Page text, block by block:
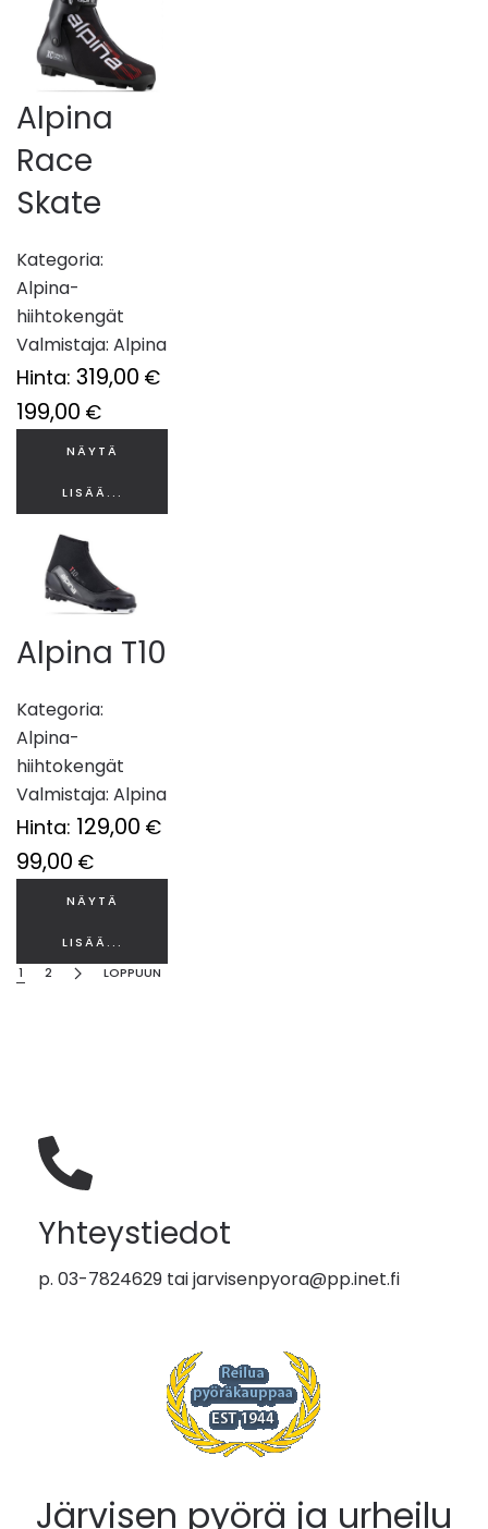
Alpina
Race
Skate
Kategoria:
Alpina-
hiihtokengät
Valmistaja: Alpina
Hinta: 319,00 €
199,00 €
NÄYTÄ
LISÄÄ...
Alpina T10
Kategoria:
Alpina-
hiihtokengät
Valmistaja: Alpina
Hinta: 129,00 €
99,00 €
NÄYTÄ
LISÄÄ...
1
2 LOPPUUN
Yhteystiedot
p. 03-7824629 taijarvisenpyora@pp.inet.fi
Järvisen pyörä ja urheilu